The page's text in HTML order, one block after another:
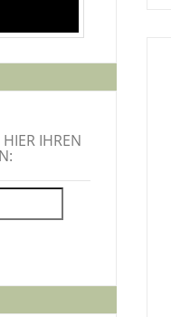
IHREN